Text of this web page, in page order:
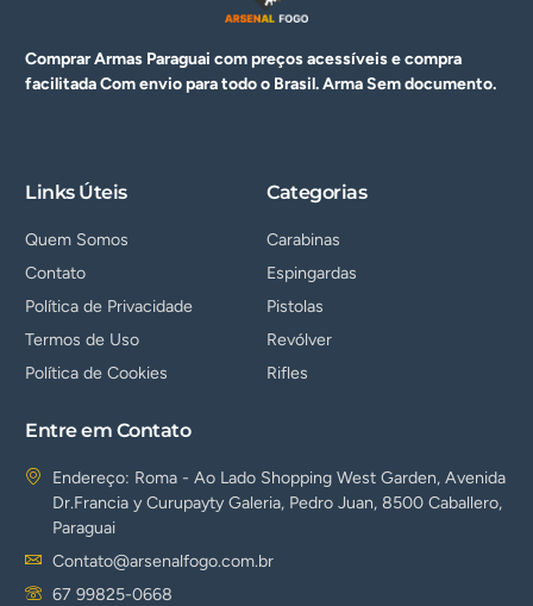
Comprar Armas Paraguai com preços acessíveis e compra
facilitada Com envio para todo o Brasil. ArmaSem documento.
Links Úteis
Quem Somos
Contato
Política de Privacidade
Termos de Uso
Política de Cookies
Categorias
Carabinas
Espingardas
Pistolas
Revólver
Rifles
Entre em Contato
Endereço: Roma - Ao Lado Shopping West Garden, Avenida
Dr.Francia y Curupayty Galeria, Pedro Juan, 8500 Caballero,
Paraguai
Contato@arsenalfogo.com.br
67 99825-0668